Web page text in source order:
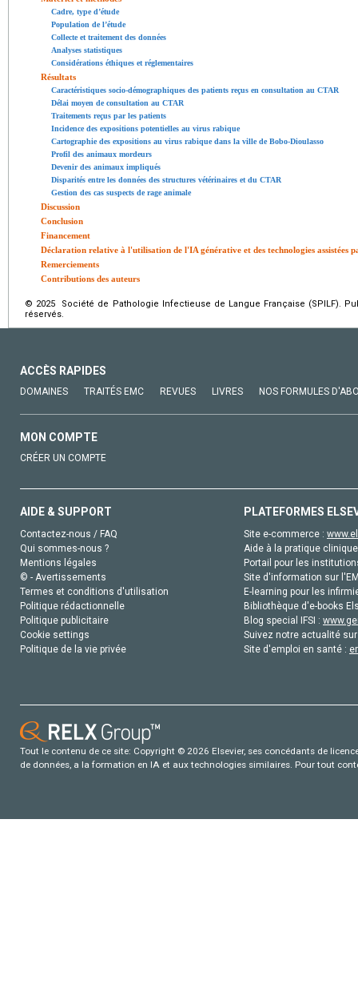
Cadre, type d’étude
Population de l’étude
Collecte et traitement des données
Analyses statistiques
Considérations éthiques et réglementaires
Résultats
Caractéristiques socio-démographiques des patients reçus en consultation au CTAR
Délai moyen de consultation au CTAR
Traitements reçus par les patients
Incidence des expositions potentielles au virus rabique
Cartographie des expositions au virus rabique dans la ville de Bobo-Dioulasso
Profil des animaux mordeurs
Devenir des animaux impliqués
Disparités entre les données des structures vétérinaires et du CTAR
Gestion des cas suspects de rage animale
Discussion
Conclusion
Financement
Déclaration relative à l'utilisation de l'IA générative et des technologies assistées
Remerciements
Contributions des auteurs
© 2025 Société de Pathologie Infectieuse de Langue Française (SPILF).
réservés.
ACCÈS RAPIDES
DOMAINES TRAITÉS EMC REVUES LIVRES NOS FORMULES
MON COMPTE
CRÉER UN COMPTE
AIDE & SUPPORT
Contactez-nous / FAQ
Qui sommes-nous ?
Mentions légales
© - Avertissements
Termes et conditions d'utilisation
Politique rédactionnelle
Politique publicitaire
Cookie settings
Politique de la vie privée
PLATEFORMES
Site e-commerce :
Aide à la pratique
Portail pour les
Site d'information sur
E-learning pour les
Bibliothèque d'e-books
Blog special IFSI :
Suivez notre actualité
Site d'emploi en santé :
Tout le contenu de ce site: Copyright © 2026 Elsevier, ses concédants de
de données, a la formation en IA et aux technologies similaires. Pour tout